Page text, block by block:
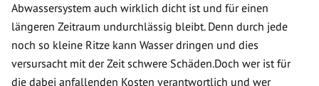
Abwassersystem auch wirklich dicht ist und für einen
längeren Zeitraum undurchlässig bleibt. Denn durch jede
noch so kleine Ritze kann Wasser dringen und dies
versursacht mit der Zeit schwere Schäden.Doch wer ist für
die dabei anfallenden Kosten verantwortlich und wer